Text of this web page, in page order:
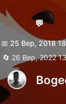
💬
📅 25 Вер, 2018
🔄 26 Вер, 2022